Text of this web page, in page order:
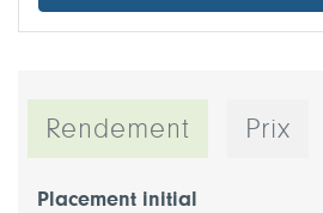
Rendement Prix
Placement initial